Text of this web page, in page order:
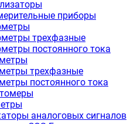
приборы
трехфазные
постоянного тока
трехфазные
постоянного тока
аналоговых сигналов